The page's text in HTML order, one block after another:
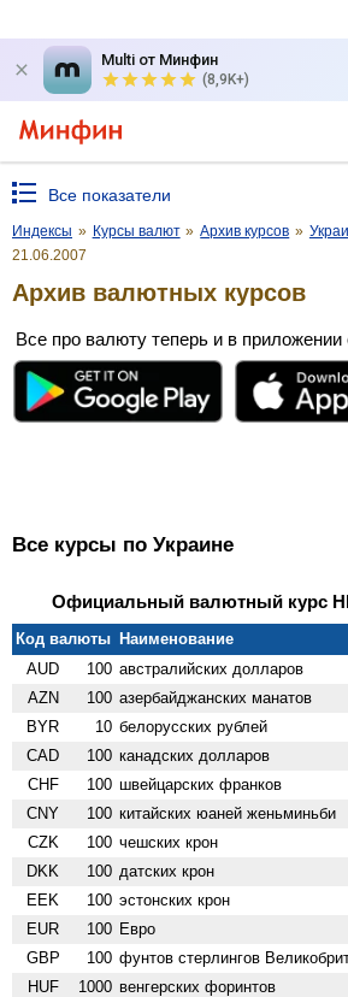
Multi от Минфин
(8,9K+)
Все показатели
Индексы » Курсы валют » Архив курсов »
21.06.2007
Архив валютных курсов
Все про валюту теперь и в
Все курсы по Украине
Официальный валютный курс
Код валюты Наименование
AUD
100 австралийских долларов
AZN 100 азербайджанских манатов
BYR 10 белорусских рублей
CAD 100 канадских долларов
CHF 100 швейцарских франков
CNY 100 китайских юаней женьминьби
CZK 100 чешских крон
DKK 100 датских крон
EEK 100 эстонских крон
EUR 100 Евро
GBP 100 фунтов стерлингов
HUF 1000 венгерских форинтов